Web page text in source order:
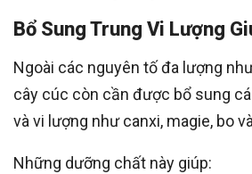
Bổ Sung Trung Vi Lượng
Ngoài các nguyên tố đa lượng
cây cúc còn cần được bổ sung
và vi lượng như canxi, magie, bo
Những dưỡng chất này giúp: